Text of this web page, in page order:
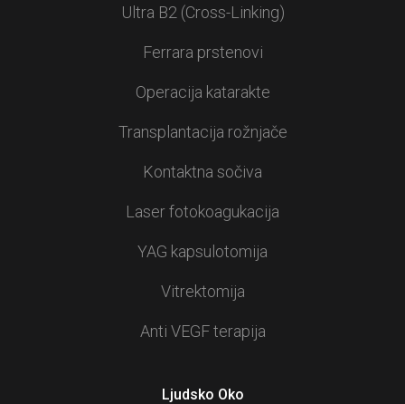
Ultra B2 (Cross-Linking)
Ferrara prstenovi
Operacija katarakte
Transplantacija rožnjače
Kontaktna sočiva
Laser fotokoagukacija
YAG kapsulotomija
Vitrektomija
Anti VEGF terapija
Ljudsko Oko